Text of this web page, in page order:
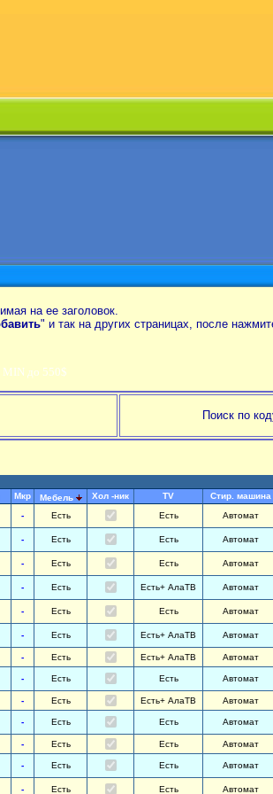
на ее заголовок.
" и так на других страницах, после
до 550$
Поиск по
Мкр Мебель Хол -ник TV Стир. машина
- Есть Есть Автомат
- Есть Есть Автомат
- Есть Есть Автомат
- Есть Есть+ АлаТВ Автомат
- Есть Есть Автомат
- Есть Есть+ АлаТВ Автомат
- Есть Есть+ АлаТВ Автомат
- Есть Есть Автомат
- Есть Есть+ АлаТВ Автомат
- Есть Есть Автомат
- Есть Есть Автомат
- Есть Есть Автомат
- Есть Есть Автомат